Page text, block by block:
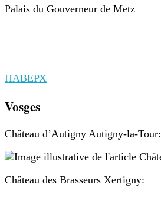
Palais du Gouverneur de Metz
НАВЕРХ
Vosges
Château d’Autigny Autigny-la-Tour:
Château des Brasseurs Xertigny: